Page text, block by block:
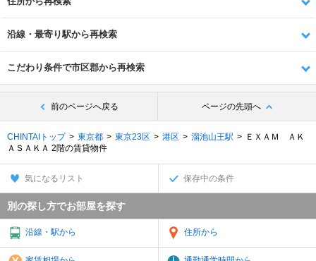
沿線・最寄り駅から再検索
こだわり条件で市区郡から再検索
前のページへ戻る ページの先頭へ
CHINTAIトップ 東京都 東京23区 港区 溜池山王駅
ＥＸＡＭ ＡＫ
ＡＳＡＫＡ 2階の賃貸物件
気になるリスト 保存中の条件
別の探し方でお部屋を探す
沿線・駅から 住所から